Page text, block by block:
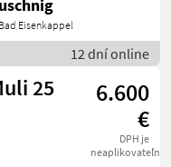
Eisenkappel
12 dní online
25
6.600
€
DPH je
neaplikovateľné